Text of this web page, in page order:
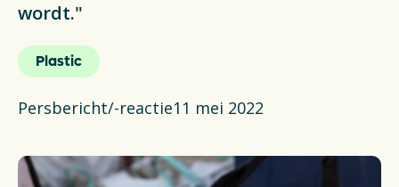
Veelgestelde vragen
Verpakkingencatalogus
Contact
wordt."
Plastic
Persbericht/-reactie11 mei 2022